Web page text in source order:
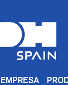
EMPRESA